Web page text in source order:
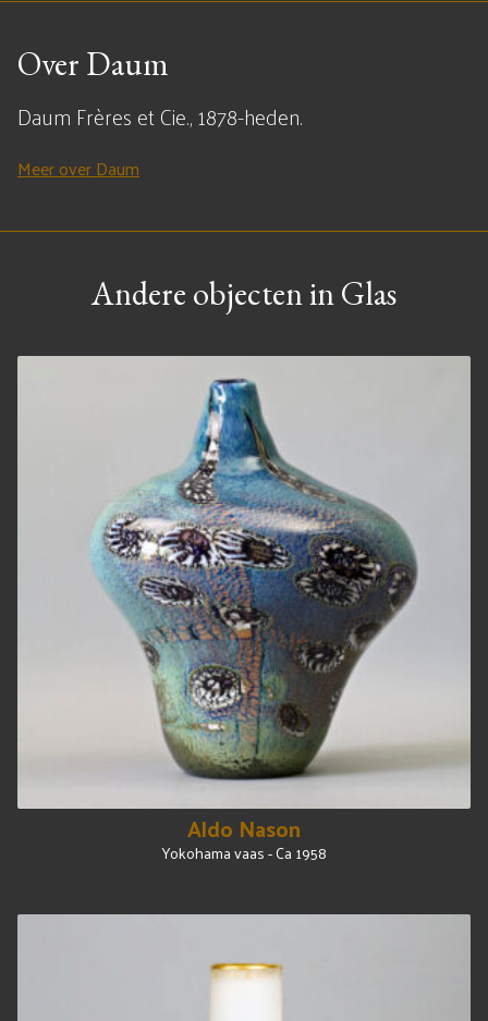
Over Daum
Daum Frères et Cie., 1878-heden.
Meer over Daum
Andere objecten in Glas
Aldo Nason
Yokohama vaas - Ca 1958